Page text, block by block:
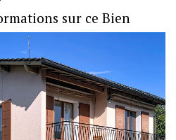
AGENCES
Nous
Rejoindre
sur ce Bien